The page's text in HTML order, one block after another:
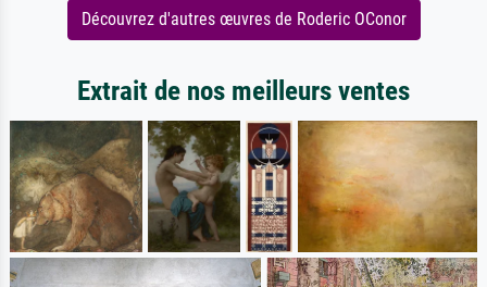
Découvrez d'autres œuvres de Roderic OConor
Extrait de nos meilleurs ventes